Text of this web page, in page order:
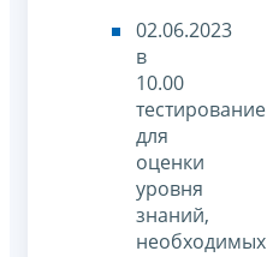
02.06.2023
в
10.00
тестирование
для
оценки
уровня
знаний,
необходимых